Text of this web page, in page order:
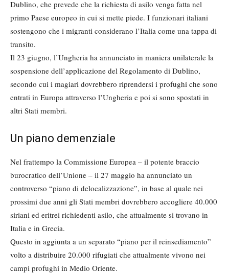
Dublino, che prevede che la richiesta di asilo venga fatta nel
primo Paese europeo in cui si mette piede. I funzionari italiani
sostengono che i migranti considerano l’Italia come una tappa di
transito.
Il 23 giugno, l’Ungheria ha annunciato in maniera unilaterale la
sospensione dell’applicazione del Regolamento di Dublino,
secondo cui i magiari dovrebbero riprendersi i profughi che sono
entrati in Europa attraverso l’Ungheria e poi si sono spostati in
altri Stati membri.
Un piano demenziale
Nel frattempo la Commissione Europea – il potente braccio
burocratico dell’Unione – il 27 maggio ha annunciato un
controverso “piano di delocalizzazione”, in base al quale nei
prossimi due anni gli Stati membri dovrebbero accogliere 40.000
siriani ed eritrei richiedenti asilo, che attualmente si trovano in
Italia e in Grecia.
Questo in aggiunta a un separato “piano per il reinsediamento”
volto a distribuire 20.000 rifugiati che attualmente vivono nei
campi profughi in Medio Oriente.